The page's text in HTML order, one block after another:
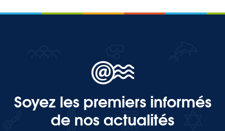
Soyez les premiers informés
de nos actualités